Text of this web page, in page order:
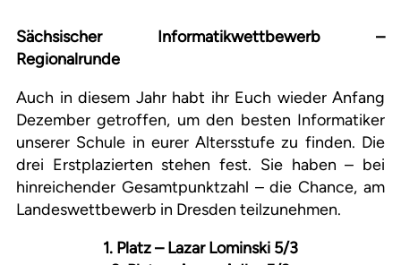
Sächsischer Informatikwettbewerb –
Regionalrunde
Auch in diesem Jahr habt ihr Euch wieder Anfang
Dezember getroffen, um den besten Informatiker
unserer Schule in eurer Altersstufe zu finden. Die
drei Erstplazierten stehen fest. Sie haben – bei
hinreichender Gesamtpunktzahl – die Chance, am
Landeswettbewerb in Dresden teilzunehmen.
1. Platz – Lazar Lominski 5/3